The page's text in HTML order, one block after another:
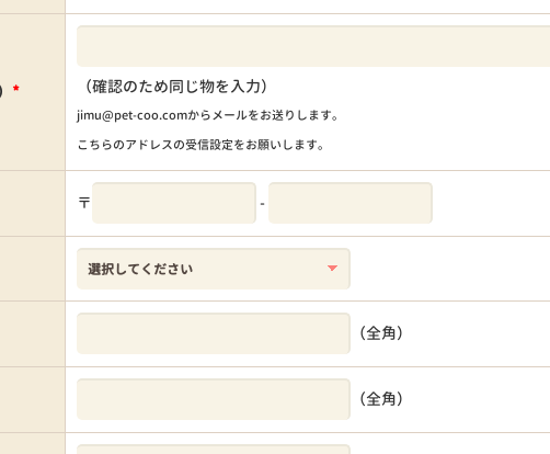
* （確認のため同じ物を入力）
jimu@pet-coo.comからメールをお送りします。
こちらのアドレスの受信設定をお願いします。
〒 -
（全角）
（全角）